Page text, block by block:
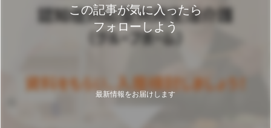
この記事が気に入ったら
フォローしよう
最新情報をお届けします